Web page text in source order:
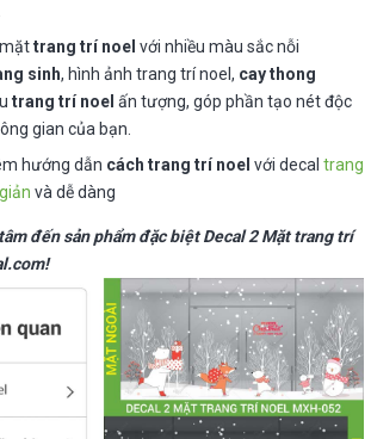
trang trí noel với nhiều màu sắc nỗi
sinh, hình ảnh trang trí noel, cay thong
trang trí noel ấn tượng, góp phần tạo nét độc
gian của bạn.
hướng dẫn cách trang trí noel với decal trang
và dễ dàng
đến sản phẩm đặc biệt Decal 2 Mặt trang trí